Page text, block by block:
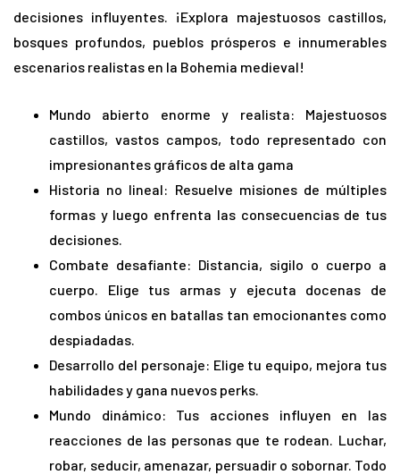
decisiones influyentes. ¡Explora majestuosos castillos,
bosques profundos, pueblos prósperos e innumerables
escenarios realistas en la Bohemia medieval!
Mundo abierto enorme y realista: Majestuosos
castillos, vastos campos, todo representado con
impresionantes gráficos de alta gama
Historia no lineal: Resuelve misiones de múltiples
formas y luego enfrenta las consecuencias de tus
decisiones.
Combate desafiante: Distancia, sigilo o cuerpo a
cuerpo. Elige tus armas y ejecuta docenas de
combos únicos en batallas tan emocionantes como
despiadadas.
Desarrollo del personaje: Elige tu equipo, mejora tus
habilidades y gana nuevos perks.
Mundo dinámico: Tus acciones influyen en las
reacciones de las personas que te rodean. Luchar,
robar, seducir, amenazar, persuadir o sobornar. Todo